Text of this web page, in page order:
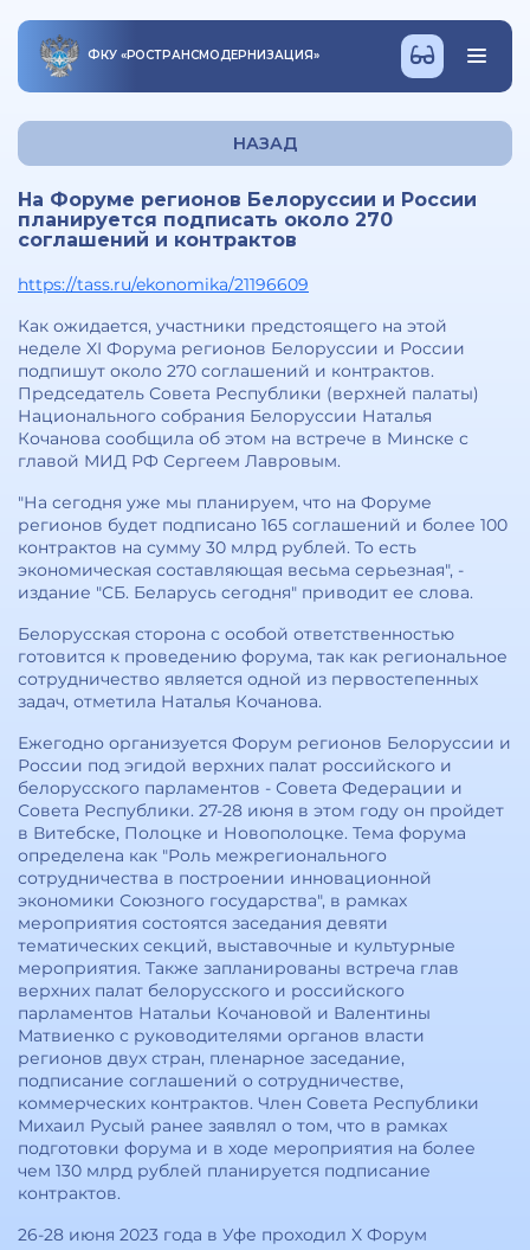
ФКУ «РОСТРАНСМОДЕРНИЗАЦИЯ»
НАЗАД
На Форуме регионов Белоруссии и России
планируется подписать около 270
соглашений и контрактов
https://tass.ru/ekonomika/21196609
Как ожидается, участники предстоящего на этой
неделе XI Форума регионов Белоруссии и России
подпишут около 270 соглашений и контрактов.
Председатель Совета Республики (верхней палаты)
Национального собрания Белоруссии Наталья
Кочанова сообщила об этом на встрече в Минске с
главой МИД РФ Сергеем Лавровым.
"На сегодня уже мы планируем, что на Форуме
регионов будет подписано 165 соглашений и более 100
контрактов на сумму 30 млрд рублей. То есть
экономическая составляющая весьма серьезная", -
издание "СБ. Беларусь сегодня" приводит ее слова.
Белорусская сторона с особой ответственностью
готовится к проведению форума, так как региональное
сотрудничество является одной из первостепенных
задач, отметила Наталья Кочанова.
Ежегодно организуется Форум регионов Белоруссии и
России под эгидой верхних палат российского и
белорусского парламентов - Совета Федерации и
Совета Республики. 27-28 июня в этом году он пройдет
в Витебске, Полоцке и Новополоцке. Тема форума
определена как "Роль межрегионального
сотрудничества в построении инновационной
экономики Союзного государства", в рамках
мероприятия состоятся заседания девяти
тематических секций, выставочные и культурные
мероприятия. Также запланированы встреча глав
верхних палат белорусского и российского
парламентов Натальи Кочановой и Валентины
Матвиенко с руководителями органов власти
регионов двух стран, пленарное заседание,
подписание соглашений о сотрудничестве,
коммерческих контрактов. Член Совета Республики
Михаил Русый ранее заявлял о том, что в рамках
подготовки форума и в ходе мероприятия на более
чем 130 млрд рублей планируется подписание
контрактов.
26-28 июня 2023 года в Уфе проходил X Форум